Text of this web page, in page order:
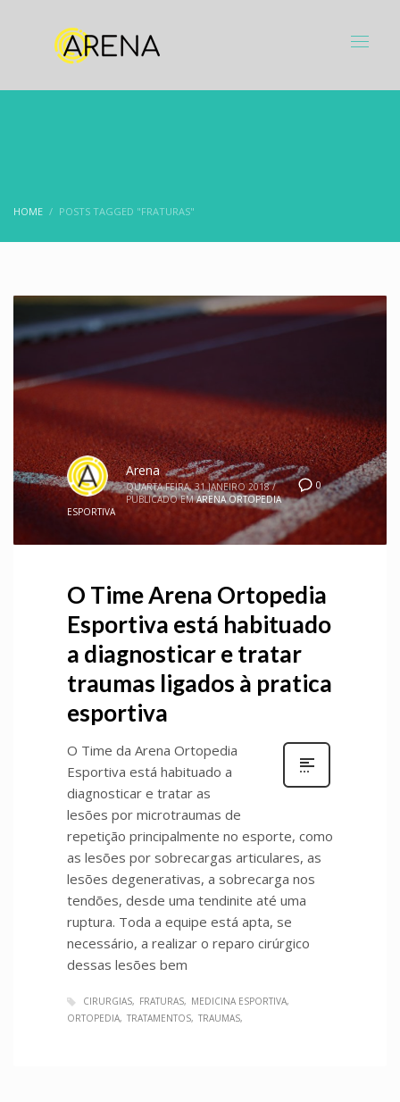
HOME POSTS TAGGED "FRATURAS"
0
Arena
QUARTA-FEIRA, 31 JANEIRO 2018 /
PUBLICADO EM ARENA ORTOPEDIA
ESPORTIVA
O Time Arena Ortopedia
Esportiva está habituado
a diagnosticar e tratar
traumas ligados à pratica
esportiva
O Time da Arena Ortopedia
Esportiva está habituado a
diagnosticar e tratar as
lesões por microtraumas de
repetição principalmente no esporte, como
as lesões por sobrecargas articulares, as
lesões degenerativas, a sobrecarga nos
tendões, desde uma tendinite até uma
ruptura. Toda a equipe está apta, se
necessário, a realizar o reparo cirúrgico
dessas lesões bem
CIRURGIAS FRATURAS
MEDICINA ESPORTIVA
ORTOPEDIA TRATAMENTOS TRAUMAS